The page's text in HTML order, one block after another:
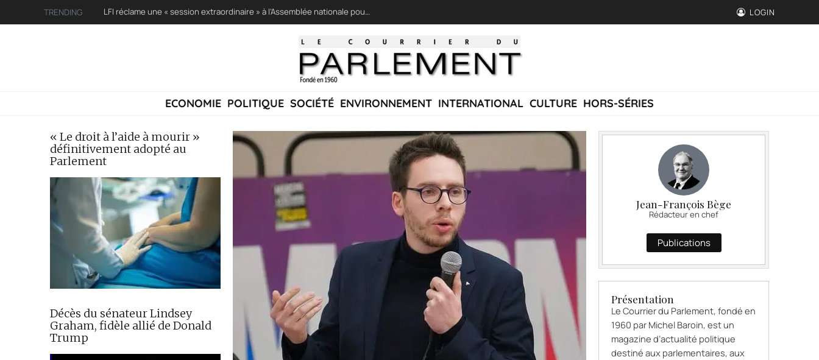
TRENDING LFI réclame une « session extraordinaire » à l’Assemblée nationale pour lutter contre les incendies LOGIN
ECONOMIE POLITIQUE SOCIÉTÉ ENVIRONNEMENT INTERNATIONAL CULTURE HORS-SÉRIES
« Le droit à l’aide à mourir »
définitivement adopté au
Parlement
Décès du sénateur Lindsey
Graham, fidèle allié de Donald
Trump
Jean-François Bège
Rédacteur en chef
Publications
Présentation
Le Courrier du Parlement, fondé en
1960 par Michel Baroin, est un
magazine d’actualité politique
destiné aux parlementaires, aux